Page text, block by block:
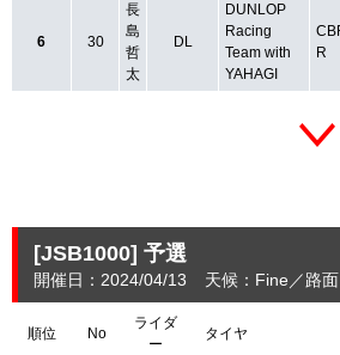
6 30
長
島
哲
太
DL
DUNLOP
Racing
Team with
YAHAGI
R
[JSB1000] 予選
開催日：2024/04/13 天候：Fine 路
順位 No
ライダ
ー
タイヤ